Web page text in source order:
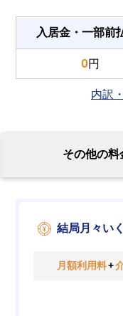
入居金・一部前
0円
内訳
その他の料
結局月々い
月額利用料+